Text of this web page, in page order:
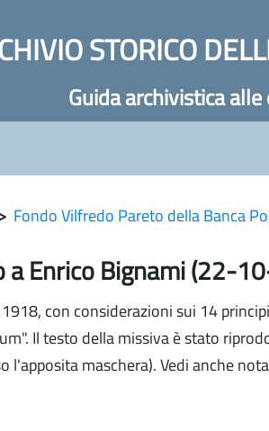
STORICO
Guida archivistica
Fondo Vilfredo Pareto della Banca
a Enrico Bignami (22-
con considerazioni sui 14
Il testo della missiva è stato
maschera). Vedi anche